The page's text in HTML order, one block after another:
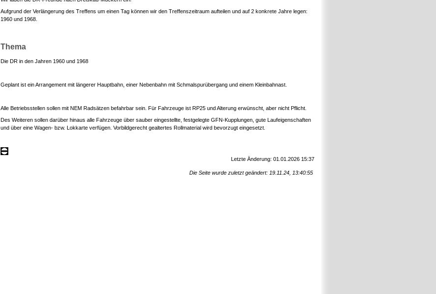
Aufgrund der Verlängerung des Treffens um einen Tag können wir den Treffenszeitraum aufteilen und auf 2 konkrete Jahre legen:
1960 und 1968.
Thema
Die DR in den Jahren 1960 und 1968
Geplant ist ein Arrangement mit längerer Hauptbahn, einer Nebenbahn mit Schmalspurübergang und einem Kleinbahnast.
Alle Betriebsstellen sollen mit NEM Radsätzen befahrbar sein. Für Fahrzeuge ist RP25 und Alterung erwünscht, aber nicht Pflicht.
Des Weiteren sollen darüber hinaus alle Fahrzeuge über sauber eingestellte, festgelegte GFN-Kupplungen, gute Laufeigenschaften
und über eine Wagen- bzw. Lokkarte verfügen. Vorbildgerecht gealtertes Rollmaterial wird bevorzugt eingesetzt.
Letzte Änderung: 01.01.2026 15:37
Die Seite wurde zuletzt geändert: 19.11.24, 13:40:55